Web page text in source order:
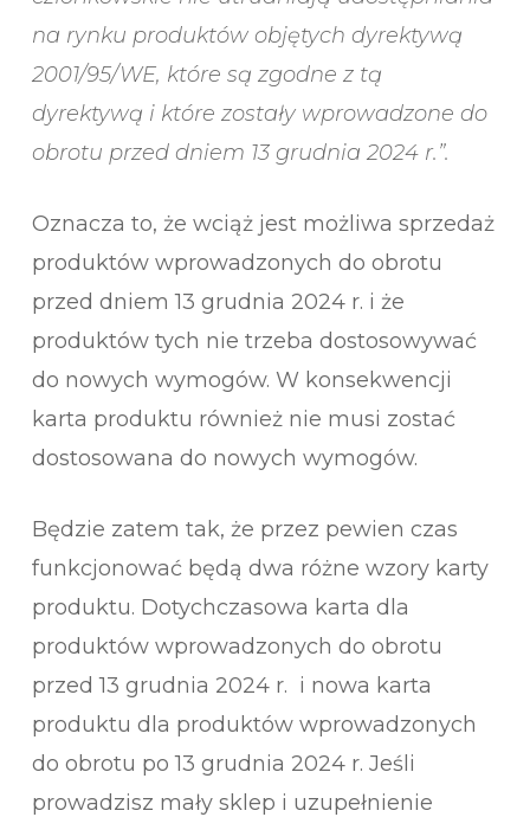
na rynku produktów objętych dyrektywą
2001/95/WE, które są zgodne z tą
dyrektywą i które zostały wprowadzone do
obrotu przed dniem 13 grudnia 2024 r.”.
Oznacza to, że wciąż jest możliwa sprzedaż
produktów wprowadzonych do obrotu
przed dniem 13 grudnia 2024 r. i że
produktów tych nie trzeba dostosowywać
do nowych wymogów. W konsekwencji
karta produktu również nie musi zostać
dostosowana do nowych wymogów.
Będzie zatem tak, że przez pewien czas
funkcjonować będą dwa różne wzory karty
produktu. Dotychczasowa karta dla
produktów wprowadzonych do obrotu
przed 13 grudnia 2024 r. i nowa karta
produktu dla produktów wprowadzonych
do obrotu po 13 grudnia 2024 r. Jeśli
prowadzisz mały sklep i uzupełnienie